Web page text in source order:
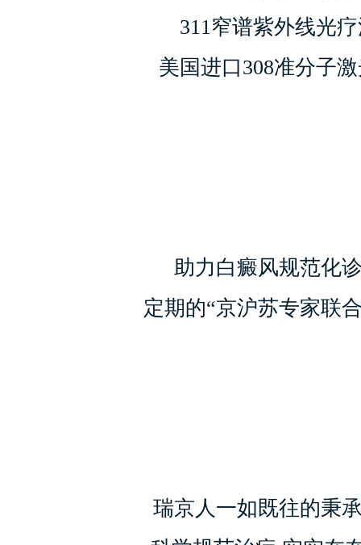
311窄谱紫外线光疗
美国进口308准分子激
助力白癜风规范化
定期的“京沪苏专家联合
瑞京人一如既往的秉